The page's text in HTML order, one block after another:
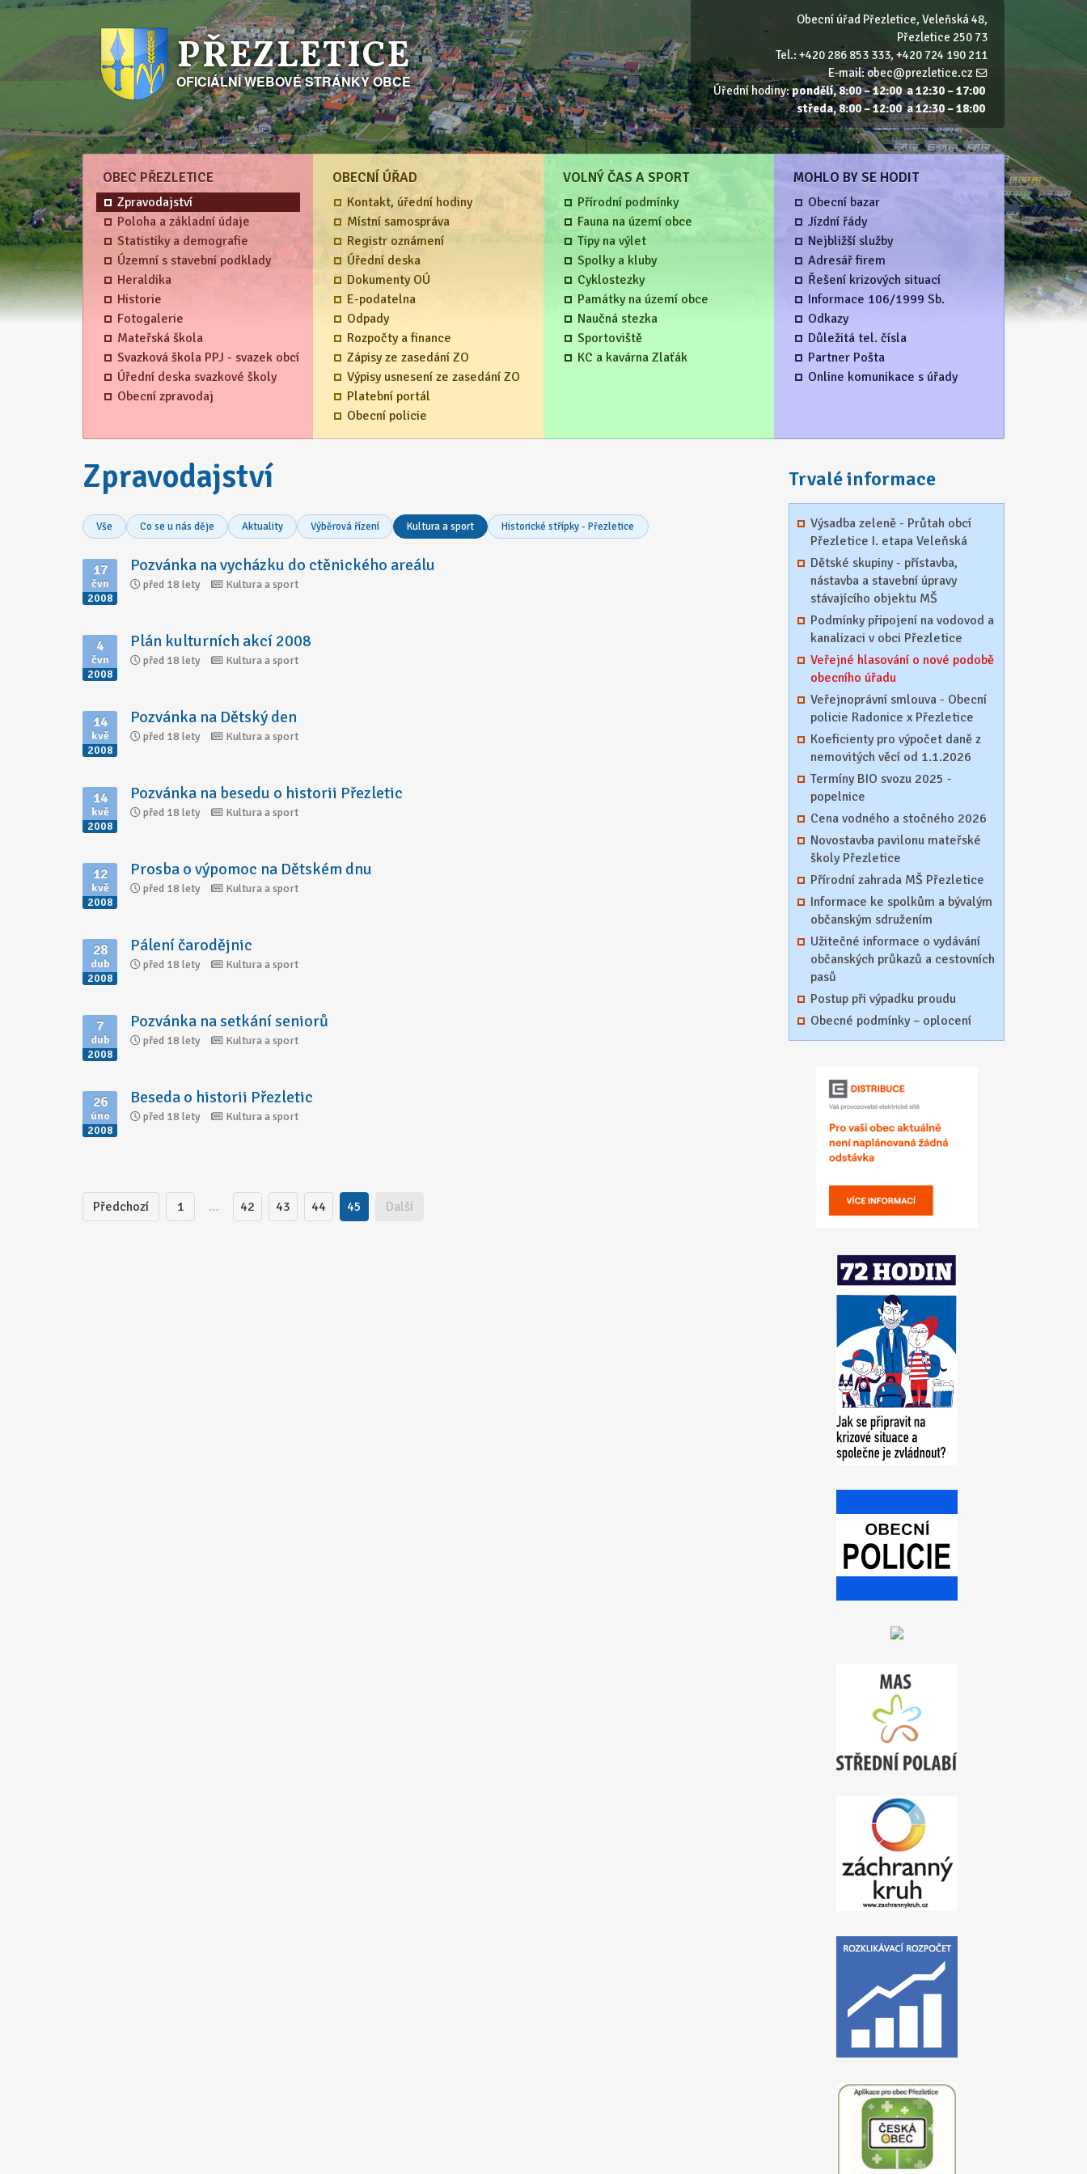
PŘEZLETICE
OFICIÁLNÍ WEBOVÉ STRÁNKY OBCE
Obecní úřad Přezletice, Veleňská 48,
Přezletice 250 73
Tel.: +420 286 853 333, +420 724 190 211
E‑mail:obec@prezletice.cz
Úřední hodiny:pondělí, 8:00 – 12:00 a 12:30 – 17:00
středa, 8:00 – 12:00 a 12:30 – 18:00
OBEC PŘEZLETICE
Zpravodajství
Poloha a základní údaje
Statistiky a demografie
Územní s stavební podklady
Heraldika
Historie
Fotogalerie
Mateřská škola
Svazková škola PPJ - svazek obcí
Úřední deska svazkové školy
Obecní zpravodaj
OBECNÍ ÚŘAD
Kontakt, úřední hodiny
Místní samospráva
Registr oznámení
Úřední deska
Dokumenty OÚ
E-podatelna
Odpady
Rozpočty a finance
Zápisy ze zasedání ZO
Výpisy usnesení ze zasedání ZO
Platební portál
Obecní policie
VOLNÝ ČAS A SPORT
Přírodní podmínky
Fauna na území obce
Tipy na výlet
Spolky a kluby
Cyklostezky
Památky na území obce
Naučná stezka
Sportoviště
KC a kavárna Zlaťák
MOHLO BY SE HODIT
Obecní bazar
Jízdní řády
Nejbližší služby
Adresář firem
Řešení krizových situací
Informace 106/1999 Sb.
Odkazy
Důležitá tel. čísla
Partner Pošta
Online komunikace s úřady
Zpravodajství
Vše Co se u nás děje Aktuality Výběrová řízení Kultura a sport Historické střípky - Přezletice
17
čvn
2008
Pozvánka na vycházku do ctěnického areálu
před 18 lety Kultura a sport
4
čvn
2008
Plán kulturních akcí 2008
před 18 lety Kultura a sport
14
kvě
2008
Pozvánka na Dětský den
před 18 lety Kultura a sport
14
kvě
2008
Pozvánka na besedu o historii Přezletic
před 18 lety Kultura a sport
12
kvě
2008
Prosba o výpomoc na Dětském dnu
před 18 lety Kultura a sport
28
dub
2008
Pálení čarodějnic
před 18 lety Kultura a sport
7
dub
2008
Pozvánka na setkání seniorů
před 18 lety Kultura a sport
26
úno
2008
Beseda o historii Přezletic
před 18 lety Kultura a sport
Předchozí 1 … 42 43 44 45 Další
Trvalé informace
Výsadba zeleně - Průtah obcí
Přezletice I. etapa Veleňská
Dětské skupiny - přístavba,
nástavba a stavební úpravy
stávajícího objektu MŠ
Podmínky připojení na vodovod a
kanalizaci v obci Přezletice
Veřejné hlasování o nové podobě
obecního úřadu
Veřejnoprávní smlouva - Obecní
policie Radonice x Přezletice
Koeficienty pro výpočet daně z
nemovitých věcí od 1.1.2026
Termíny BIO svozu 2025 -
popelnice
Cena vodného a stočného 2026
Novostavba pavilonu mateřské
školy Přezletice
Přírodní zahrada MŠ Přezletice
Informace ke spolkům a bývalým
občanským sdružením
Užitečné informace o vydávání
občanských průkazů a cestovních
pasů
Postup při výpadku proudu
Obecné podmínky – oplocení